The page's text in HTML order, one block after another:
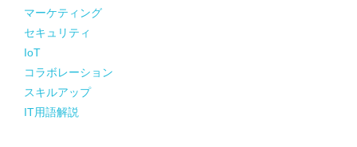
マーケティング
セキュリティ
IoT
コラボレーション
スキルアップ
IT用語解説